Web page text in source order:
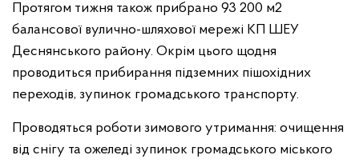
Протягом тижня також прибрано 93 200 м2
балансової вулично-шляхової мережі КП ШЕУ
Деснянського району. Окрім цього щодня
проводиться прибирання підземних пішохідних
переходів, зупинок громадського транспорту.
Проводяться роботи зимового утримання: очищення
від снігу та ожеледі зупинок громадського міського